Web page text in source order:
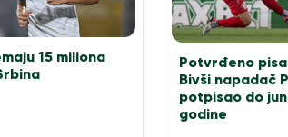
15 miliona
Potvrđeno
Bivši napadač
potpisao do
godine